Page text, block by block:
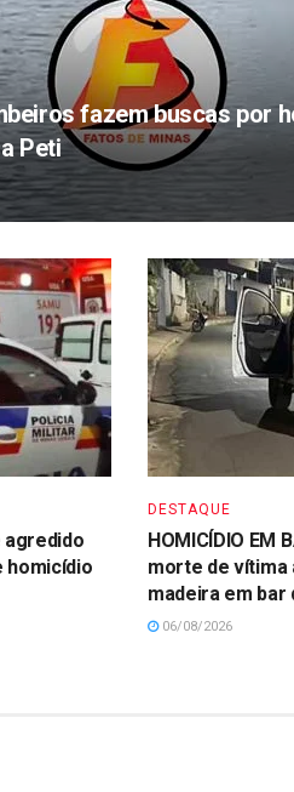
fazem buscas por
Peti
agredido
homicídio
DESTAQUE
HOMICÍDIO EM
morte de vítima
madeira em bar
06/08/2026